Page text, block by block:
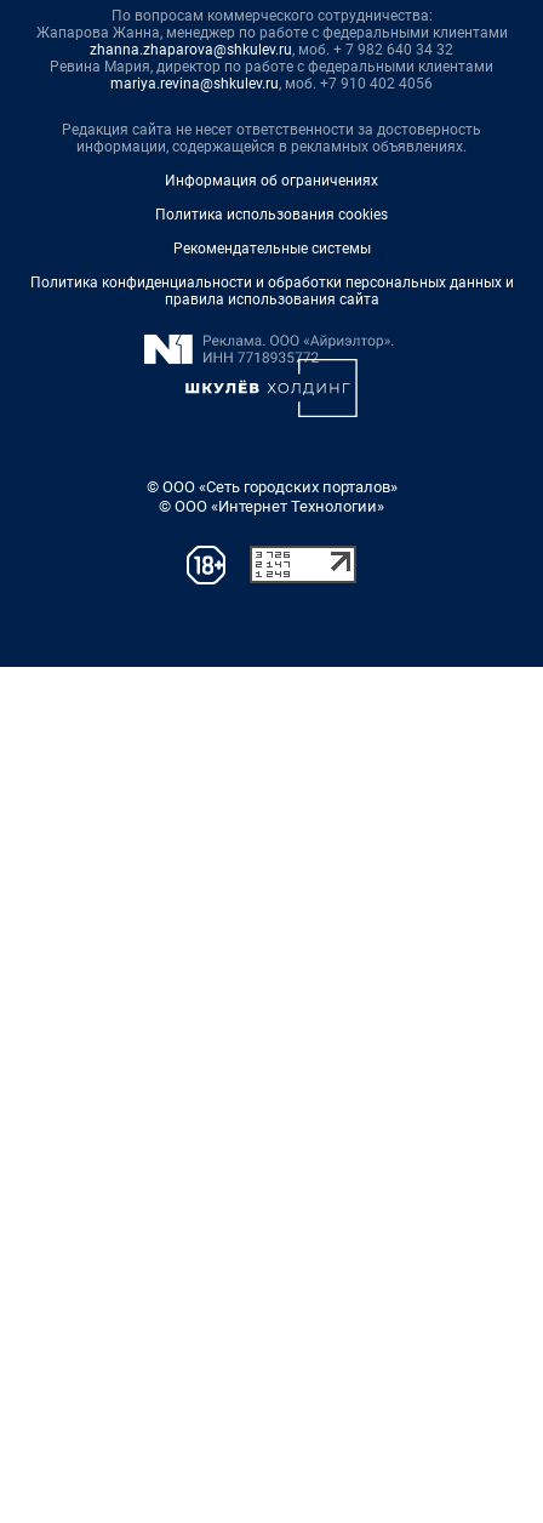
По вопросам коммерческого сотрудничества:
Жапарова Жанна, менеджер по работе с федеральными клиентами
zhanna.zhaparova@shkulev.ru, моб. + 7 982 640 34 32
Ревина Мария, директор по работе с федеральными клиентами
mariya.revina@shkulev.ru, моб. +7 910 402 4056
Редакция сайта не несет ответственности за достоверность
информации, содержащейся в рекламных объявлениях.
Информация об ограничениях
Политика использования cookies
Рекомендательные системы
Политика конфиденциальности и обработки персональных данных и
правила использования сайта
© ООО «Сеть городских порталов»
© ООО «Интернет Технологии»